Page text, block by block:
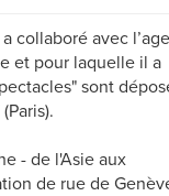
collaboré avec
et pour laquelle il a
sont
- de l'Asie aux
de rue de